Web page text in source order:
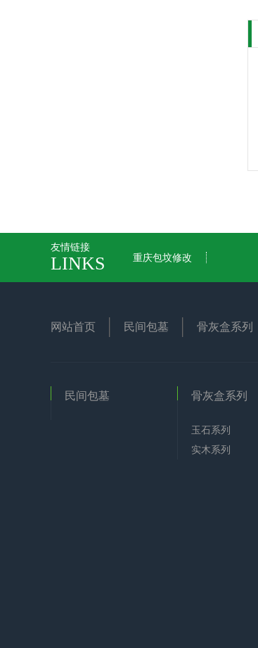
友情链接
LINKS 重庆包坟修改
网站首页 民间包墓 骨灰盒系列
民间包墓 骨灰盒系列
玉石系列
实木系列